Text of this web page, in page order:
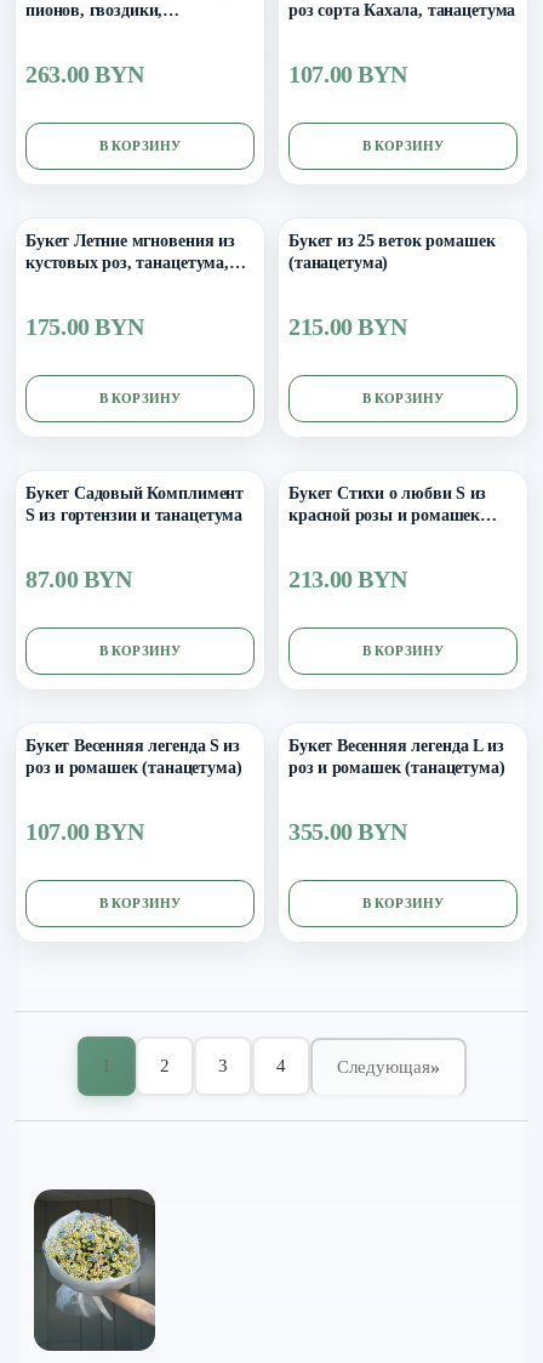
пионов, гвоздики,
263.00 BYN
В КОРЗИНУ
роз сорта Кахала, танацетума
107.00 BYN
В КОРЗИНУ
Букет Летние мгновения из
кустовых роз, танацетума,
175.00 BYN
В КОРЗИНУ
Букет из 25 веток ромашек
(танацетума)
215.00 BYN
В КОРЗИНУ
Букет Садовый Комплимент
S из гортензии и танацетума
87.00 BYN
В КОРЗИНУ
Букет Стихи о любви S из
красной розы и ромашек
213.00 BYN
В КОРЗИНУ
Букет Весенняя легенда S из
роз и ромашек (танацетума)
107.00 BYN
В КОРЗИНУ
Букет Весенняя легенда L из
роз и ромашек (танацетума)
355.00 BYN
В КОРЗИНУ
1 2 3 4 Следующая»